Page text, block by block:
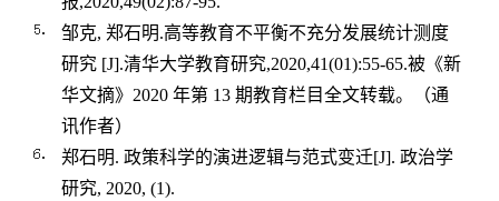
邹克, 郑石明.高等教育不平衡不充分发展统计测度
研究 [J].清华大学教育研究,2020,41(01):55-65.被《新
华文摘》 2020 年第 13 期教育栏目全文转载。（通
讯作者）
郑石明. 政策科学的演进逻辑与范式变迁[J]. 政治学
研究, 2020, (1).